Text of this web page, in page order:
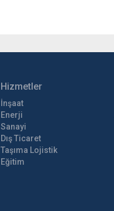
Hizmetler
İnşaat
Enerji
Sanayi
Dış Ticaret
Taşıma Lojistik
Eğitim